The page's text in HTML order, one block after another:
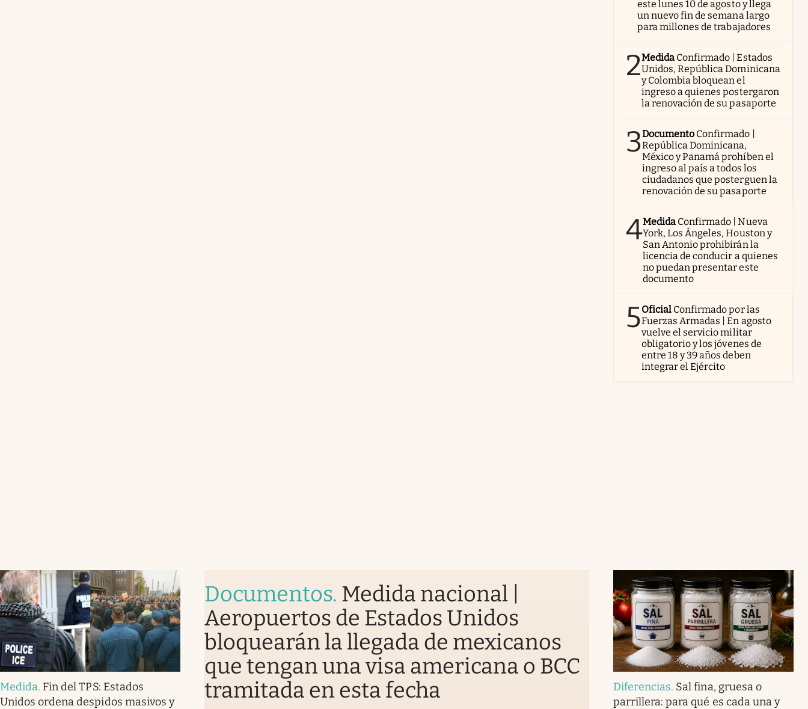
este lunes 10 de agosto y llega
un nuevo fin de semana largo
para millones de trabajadores
2Medida Confirmado | Estados
Unidos, República Dominicana
y Colombia bloquean el
ingreso a quienes postergaron
la renovación de su pasaporte
3Documento Confirmado |
República Dominicana,
México y Panamá prohíben el
ingreso al país a todos los
ciudadanos que posterguen la
renovación de su pasaporte
4Medida Confirmado | Nueva
York, Los Ángeles, Houston y
San Antonio prohibirán la
licencia de conducir a quienes
no puedan presentar este
documento
5Oficial Confirmado por las
Fuerzas Armadas | En agosto
vuelve el servicio militar
obligatorio y los jóvenes de
entre 18 y 39 años deben
integrar el Ejército
Medida. Fin del TPS: Estados
Unidos ordena despidos masivos y
Documentos. Medida nacional |
Aeropuertos de Estados Unidos
bloquearán la llegada de mexicanos
que tengan una visa americana o BCC
tramitada en esta fecha
Diferencias. Sal fina, gruesa o
parrillera: para qué es cada una y